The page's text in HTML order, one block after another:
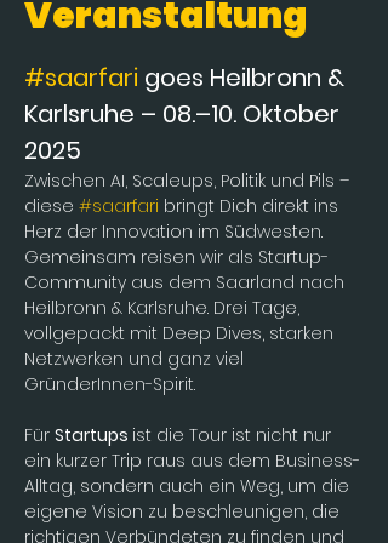
Veranstaltung
#saarfari goes Heilbronn &
Karlsruhe – 08.–10. Oktober
2025
Zwischen AI, Scaleups, Politik und Pils –
diese #saarfari bringt Dich direkt ins
Herz der Innovation im Südwesten.
Gemeinsam reisen wir als Startup-
Community aus dem Saarland nach
Heilbronn & Karlsruhe. Drei Tage,
vollgepackt mit Deep Dives, starken
Netzwerken und ganz viel
GründerInnen-Spirit.
Für Startups ist die Tour ist nicht nur
ein kurzer Trip raus aus dem Business-
Alltag, sondern auch ein Weg, um die
eigene Vision zu beschleunigen, die
richtigen Verbündeten zu finden und